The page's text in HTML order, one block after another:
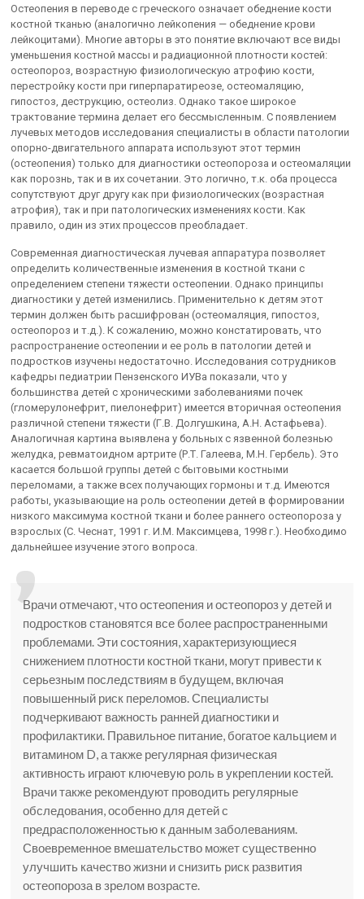
Остеопения в переводе с греческого означает обеднение кости
костной тканью (аналогично лейкопения — обеднение крови
лейкоцитами). Многие авторы в это понятие включают все виды
уменьшения костной массы и радиационной плотности костей:
остеопороз, возрастную физиологическую атрофию кости,
перестройку кости при гиперпаратиреозе, остеомаляцию,
гипостоз, деструкцию, остеолиз. Однако такое широкое
трактование термина делает его бессмысленным. С появлением
лучевых методов исследования специалисты в области патологии
опорно-двигательного аппарата используют этот термин
(остеопения) только для диагностики остеопороза и остеомаляции
как порознь, так и в их сочетании. Это логично, т.к. оба процесса
сопутствуют друг другу как при физиологических (возрастная
атрофия), так и при патологических изменениях кости. Как
правило, один из этих процессов преобладает.
Современная диагностическая лучевая аппаратура позволяет
определить количественные изменения в костной ткани с
определением степени тяжести остеопении. Однако принципы
диагностики у детей изменились. Применительно к детям этот
термин должен быть расшифрован (остеомаляция, гипостоз,
остеопороз и т.д.). К сожалению, можно констатировать, что
распространение остеопении и ее роль в патологии детей и
подростков изучены недостаточно. Исследования сотрудников
кафедры педиатрии Пензенского ИУВа показали, что у
большинства детей с хроническими заболеваниями почек
(гломерулонефрит, пиелонефрит) имеется вторичная остеопения
различной степени тяжести (Г.В. Долгушкина, А.Н. Астафьева).
Аналогичная картина выявлена у больных с язвенной болезнью
желудка, ревматоидном артрите (Р.Т. Галеева, М.Н. Гербель). Это
касается большой группы детей с бытовыми костными
переломами, а также всех получающих гормоны и т.д. Имеются
работы, указывающие на роль остеопении детей в формировании
низкого максимума костной ткани и более раннего остеопороза у
взрослых (С. Чеснат, 1991 г. И.М. Максимцева, 1998 г.). Необходимо
дальнейшее изучение этого вопроса.
Врачи отмечают, что остеопения и остеопороз у детей и
подростков становятся все более распространенными
проблемами. Эти состояния, характеризующиеся
снижением плотности костной ткани, могут привести к
серьезным последствиям в будущем, включая
повышенный риск переломов. Специалисты
подчеркивают важность ранней диагностики и
профилактики. Правильное питание, богатое кальцием и
витамином D, а также регулярная физическая
активность играют ключевую роль в укреплении костей.
Врачи также рекомендуют проводить регулярные
обследования, особенно для детей с
предрасположенностью к данным заболеваниям.
Своевременное вмешательство может существенно
улучшить качество жизни и снизить риск развития
остеопороза в зрелом возрасте.